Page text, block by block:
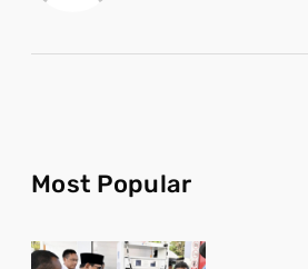
Most Popular